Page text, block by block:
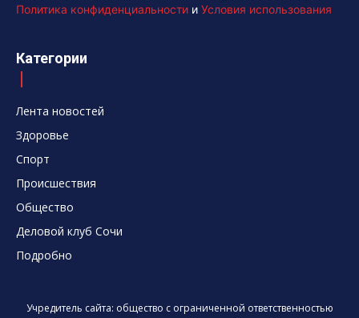
Политика конфиденциальности и Условия использования
Категории
Лента новостей
Здоровье
Спорт
Происшествия
Общество
Деловой клуб Сочи
Подробно
Учредитель сайта: общество с ограниченной ответственностью